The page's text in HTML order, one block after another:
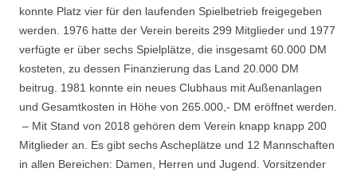
konnte Platz vier für den laufenden Spielbetrieb freigegeben
werden. 1976 hatte der Verein bereits 299 Mitglieder und 1977
verfügte er über sechs Spielplätze, die insgesamt 60.000 DM
kosteten, zu dessen Finanzierung das Land 20.000 DM
beitrug. 1981 konnte ein neues Clubhaus mit Außenanlagen
und Gesamtkosten in Höhe von 265.000,- DM eröffnet werden.
– Mit Stand von 2018 gehören dem Verein knapp knapp 200
Mitglieder an. Es gibt sechs Ascheplätze und 12 Mannschaften
in allen Bereichen: Damen, Herren und Jugend. Vorsitzender